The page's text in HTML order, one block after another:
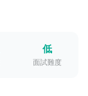
低
面試難度